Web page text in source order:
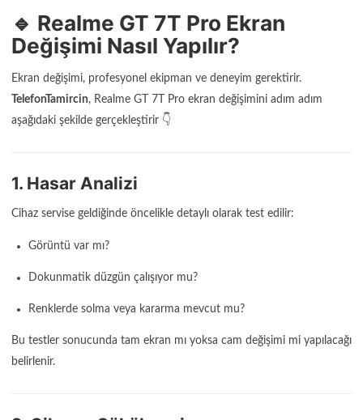
🔹 Realme GT 7T Pro Ekran
Değişimi Nasıl Yapılır?
Ekran değişimi, profesyonel ekipman ve deneyim gerektirir.
TelefonTamircin, Realme GT 7T Pro ekran değişimini adım adım
aşağıdaki şekilde gerçekleştirir 👇
1. Hasar Analizi
Cihaz servise geldiğinde öncelikle detaylı olarak test edilir:
Görüntü var mı?
Dokunmatik düzgün çalışıyor mu?
Renklerde solma veya kararma mevcut mu?
Bu testler sonucunda tam ekran mı yoksa cam değişimi mi yapılacağı
belirlenir.